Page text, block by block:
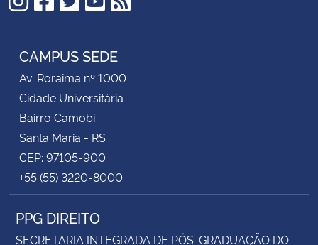
Instagram
Facebook
Twitter
YouTube
RSS
CAMPUS SEDE
Av. Roraima nº 1000
Cidade Universitária
Bairro Camobi
Santa Maria - RS
CEP: 97105-900
+55 (55) 3220-8000
PPG DIREITO
SECRETARIA INTEGRADA DE PÓS-GRADUAÇÃO DO